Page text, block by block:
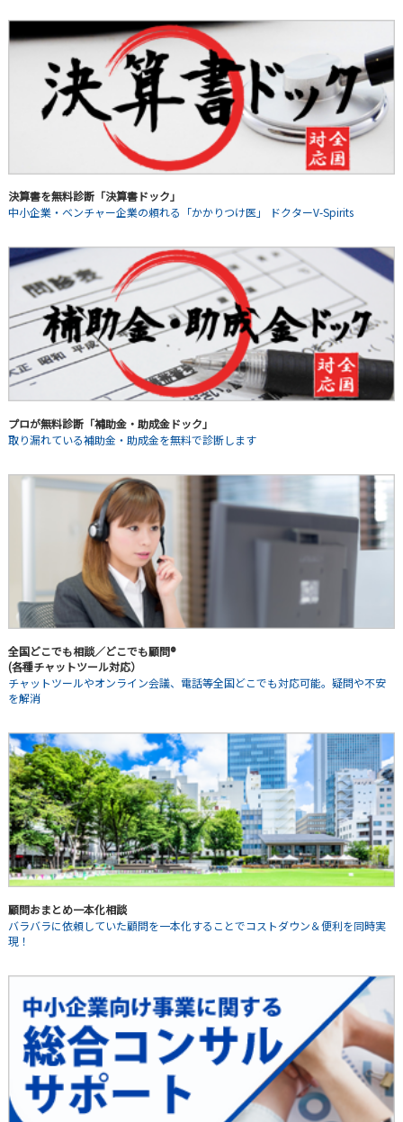
決算書を無料診断「決算書ドック」
中小企業・ベンチャー企業の頼れる「かかりつけ医」 ドクターV-Spirits
プロが無料診断「補助金・助成金ドック」
取り漏れている補助金・助成金を無料で診断します
全国どこでも相談／どこでも顧問®
(各種チャットツール対応）
チャットツールやオンライン会議、電話等全国どこでも対応可能。疑問や不安
を解消
顧問おまとめ一本化相談
バラバラに依頼していた顧問を一本化することでコストダウン＆便利を同時実
現！